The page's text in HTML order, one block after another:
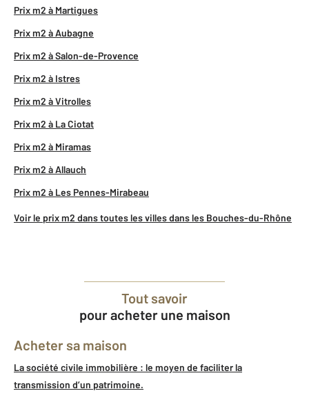
Prix m2 à Martigues
Prix m2 à Aubagne
Prix m2 à Salon-de-Provence
Prix m2 à Istres
Prix m2 à Vitrolles
Prix m2 à La Ciotat
Prix m2 à Miramas
Prix m2 à Allauch
Prix m2 à Les Pennes-Mirabeau
Voir le prix m2 dans toutes les villes dans les Bouches-du-Rhône
Tout savoir
pour acheter une maison
Acheter sa maison
La société civile immobilière : le moyen de faciliter la
transmission d’un patrimoine.